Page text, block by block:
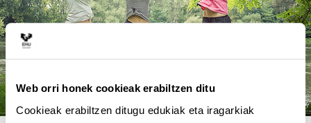
Web orri honek cookieak erabiltzen ditu
Cookieak erabiltzen ditugu edukiak eta iragarkiak